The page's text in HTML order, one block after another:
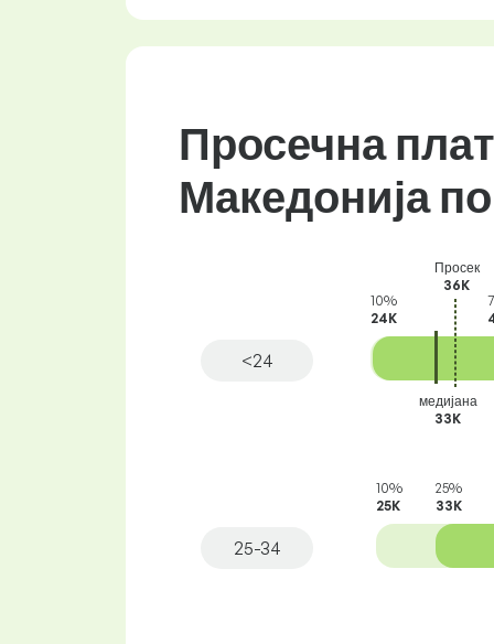
Просечна
Македонија
<24
Просек
36K
медијана
33K
10%
24K
25%
25K
25-34
10%
25K
25%
33K